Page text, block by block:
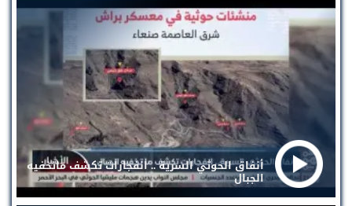
أنفاق الحوثي السرية .. انفجارات تكشف ماتخفيه
الجبال